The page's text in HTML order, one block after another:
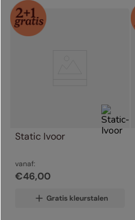
Static Ivoor
vanaf:
€46,00
Gratis kleurstalen